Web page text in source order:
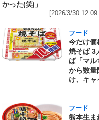
かった(笑)」
[2026/3/30
フード
今だけ価
焼そば 3
ば「マル
から数量
け、キャ
フード
熊本生ま